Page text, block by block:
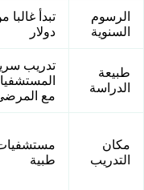
الرسوم
السنوية
دولار
طبيعة
الدراسة
تدريب
مع
مكان
التدريب
طبية